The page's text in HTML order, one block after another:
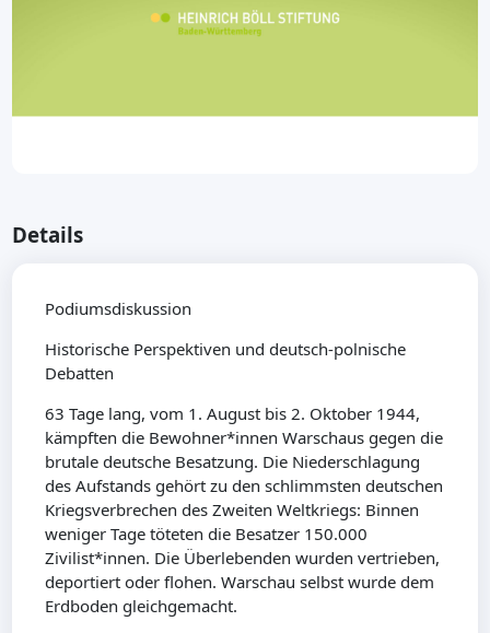
Details
Podiumsdiskussion
Historische Perspektiven und deutsch-polnische
Debatten
63 Tage lang, vom 1. August bis 2. Oktober 1944,
kämpften die Bewohner*innen Warschaus gegen die
brutale deutsche Besatzung. Die Niederschlagung
des Aufstands gehört zu den schlimmsten deutschen
Kriegsverbrechen des Zweiten Weltkriegs: Binnen
weniger Tage töteten die Besatzer 150.000
Zivilist*innen. Die Überlebenden wurden vertrieben,
deportiert oder flohen. Warschau selbst wurde dem
Erdboden gleichgemacht.